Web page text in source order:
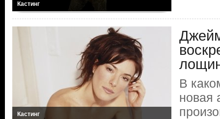
Кастинг
Кастинг
В
новая